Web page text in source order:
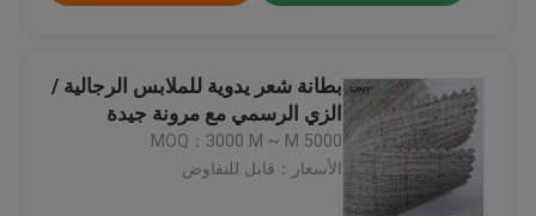
بطانة شعر يدوية للملابس الرجالية /
الزي الرسمي مع مرونة جيدة
MOQ：3000 M ~ M 5000
الأسعار：قابل للتفاوض